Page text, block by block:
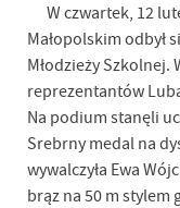
W czwartek, 12
Małopolskim odbył
Młodzieży Szkolnej.
reprezentantów
Na podium stanęli
Srebrny medal na
wywalczyła Ewa
brąz na 50 m stylem